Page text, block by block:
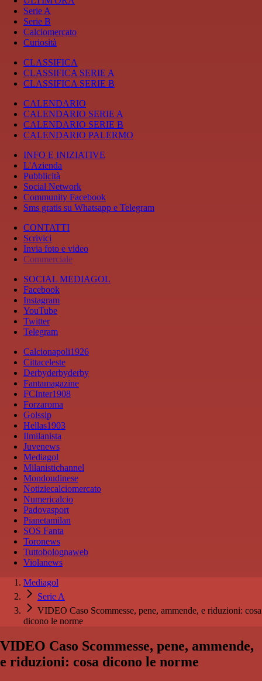
Serie A
Serie B
Calciomercato
Curiosità
CLASSIFICA
CLASSIFICA SERIE A
CLASSIFICA SERIE B
CALENDARIO
CALENDARIO SERIE A
CALENDARIO SERIE B
CALENDARIO PALERMO
INFO E INIZIATIVE
L'Azienda
Pubblicità
Social Network
Community Facebook
Sms gratis su Whatsapp e Telegram
CONTATTI
Scrivici
Invia foto e video
Commerciale
SOCIAL MEDIAGOL
Facebook
Instagram
YouTube
Twitter
Telegram
Calcionapoli1926
Cittaceleste
Derbyderbyderby
Fantamagazine
FCInter1908
Forzaroma
Golssip
Hellas1903
Ilmilanista
Juvenews
Mediagol
Milanistichannel
Mondoudinese
Notiziecalciomercato
Numericalcio
Padovasport
Pianetamilan
SOS Fanta
Toronews
Tuttobolognaweb
Violanews
Mediagol
Serie A
VIDEO Caso Scommesse, pene, ammende, e riduzioni: cosa
dicono le norme
VIDEO Caso Scommesse, pene, ammende,
e riduzioni: cosa dicono le norme